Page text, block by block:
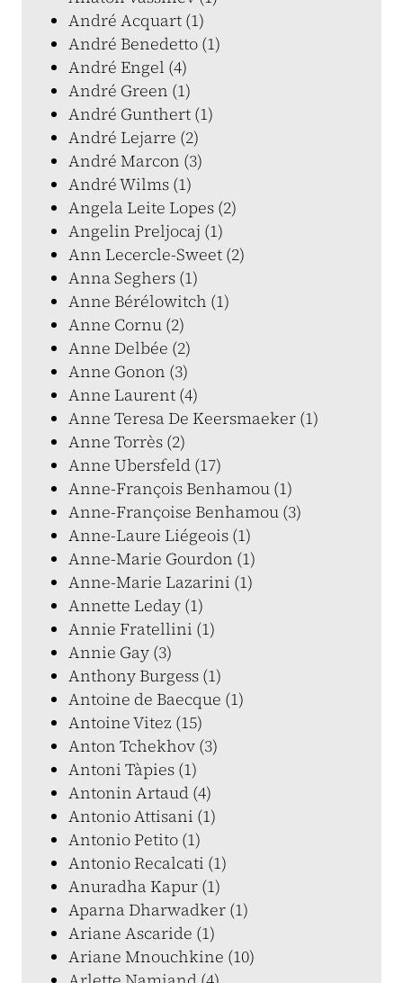
André Acquart (1)
André Benedetto (1)
André Engel (4)
André Green (1)
André Gunthert (1)
André Lejarre (2)
André Marcon (3)
André Wilms (1)
Angela Leite Lopes (2)
Angelin Preljocaj (1)
Ann Lecercle-Sweet (2)
Anna Seghers (1)
Anne Bérélowitch (1)
Anne Cornu (2)
Anne Delbée (2)
Anne Gonon (3)
Anne Laurent (4)
Anne Teresa De Keersmaeker (1)
Anne Torrès (2)
Anne Ubersfeld (17)
Anne-François Benhamou (1)
Anne-Françoise Benhamou (3)
Anne-Laure Liégeois (1)
Anne-Marie Gourdon (1)
Anne-Marie Lazarini (1)
Annette Leday (1)
Annie Fratellini (1)
Annie Gay (3)
Anthony Burgess (1)
Antoine de Baecque (1)
Antoine Vitez (15)
Anton Tchekhov (3)
Antoni Tàpies (1)
Antonin Artaud (4)
Antonio Attisani (1)
Antonio Petito (1)
Antonio Recalcati (1)
Anuradha Kapur (1)
Aparna Dharwadker (1)
Ariane Ascaride (1)
Ariane Mnouchkine (10)